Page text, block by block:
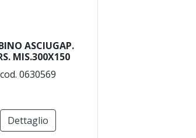
ASCIUGAP.
MIS.300X150
cod. 0630569
Dettaglio